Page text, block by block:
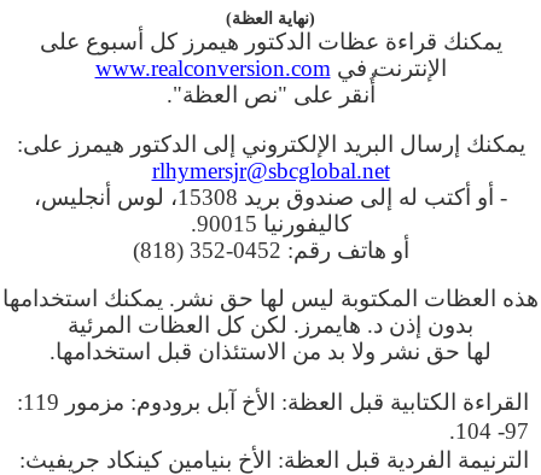
(نهاية العظة)
يمكنك قراءة عظات الدكتور هيمرز كل أسبوع على
الإنترنت في www.realconversion.com
أُنقر على "نص العظة".
يمكنك إرسال البريد الإلكتروني إلى الدكتور هيمرز على:
rlhymersjr@sbcglobal.net
- أو أكتب له إلى صندوق بريد 15308، لوس أنجليس،
كاليفورنيا 90015.
أو هاتف رقم: 0452-352 (818)
هذه العظات المكتوبة ليس لها حق نشر. يمكنك استخدامها
بدون إذن د. هايمرز. لكن كل العظات المرئية
لها حق نشر ولا بد من الاستئذان قبل استخدامها.
القراءة الكتابية قبل العظة: الأخ آبل برودوم: مزمور 119:
97- 104.
الترنيمة الفردية قبل العظة: الأخ بنيامين كينكاد جريفيث: